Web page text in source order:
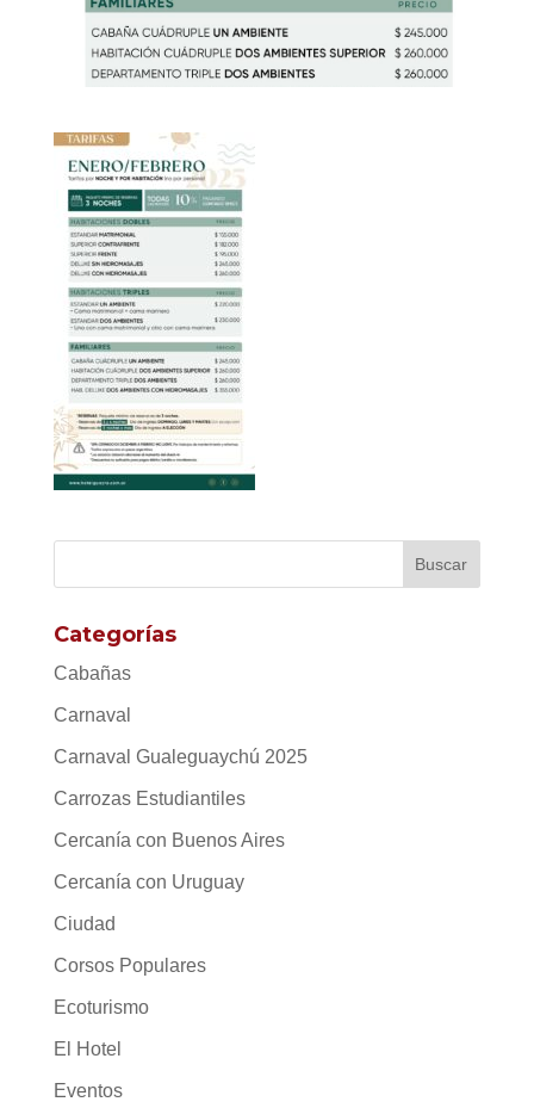
Categorías
Cabañas
Carnaval
Carnaval Gualeguaychú 2025
Carrozas Estudiantiles
Cercanía con Buenos Aires
Cercanía con Uruguay
Ciudad
Corsos Populares
Ecoturismo
El Hotel
Eventos